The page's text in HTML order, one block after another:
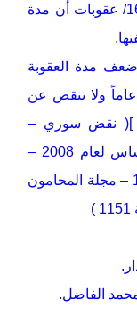
وانقطاعه لذا حدد المشرع في المادة /167/ عقوبات أن مدة
ضعف مدة العقوبة
عاماً ولا تنقص عن
. ]( نقض سوري –
الغرفة الجنائية الأولى – القضية 604 أساس لعام 2008 –
قــرار 327 لعام 2008 – تاريخ 11/2/2008 – مجلة المحامون
الفاضل.